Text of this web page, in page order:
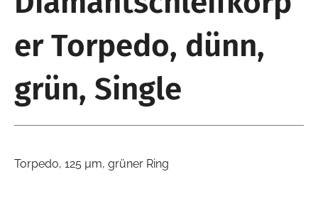
er Torpedo, dünn,
grün, Single
Torpedo, 125 µm, grüner Ring